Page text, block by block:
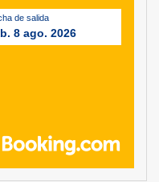
de salida
8 ago. 2026